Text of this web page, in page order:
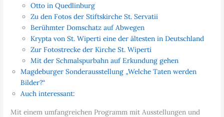
Otto in Quedlinburg
Zu den Fotos der Stiftskirche St. Servatii
Berühmter Domschatz auf Abwegen
Krypta von St. Wiperti eine der ältesten in Deutschland
Zur Fotostrecke der Kirche St. Wiperti
Mit der Schmalspurbahn auf Erkundung gehen
Magdeburger Sonderausstellung „Welche Taten werden
Bilder?“
Auch interessant:
Mit einem umfangreichen Programm mit Ausstellungen und